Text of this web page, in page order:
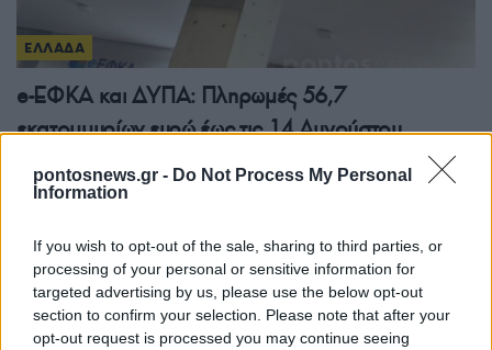
pontosnews.gr - Do Not Process My Personal
Information
If you wish to opt-out of the sale, sharing to third parties, or
processing of your personal or sensitive information for
targeted advertising by us, please use the below opt-out
section to confirm your selection. Please note that after your
opt-out request is processed you may continue seeing
ΕΛΛΑΔΑ
e-ΕΦΚΑ και ΔΥΠΑ: Πληρωμές 56,7
εκατομμυρίων ευρώ έως τις 14 Αυγούστου